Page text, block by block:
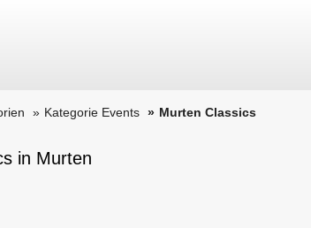
Kategorie Events Murten Classics
in Murten